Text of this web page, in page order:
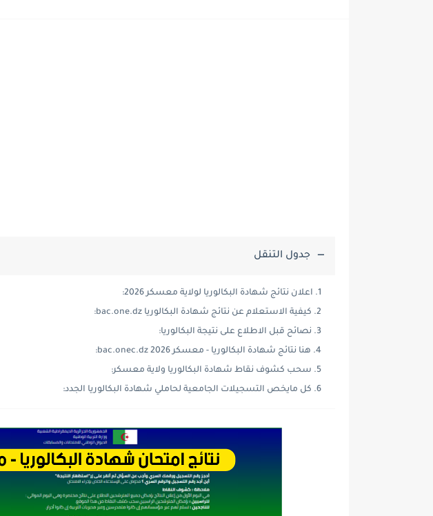
جدول التنقل
اعلان نتائج شهادة البكالوريا لولاية معسكر 2026:
كيفية الاستعلام عن نتائج شهادة البكالوريا bac.one.dz:
نصائح قبل الاطلاع على نتيجة البكالوريا:
هنا نتائج شهادة البكالوريا - معسكر 2026 bac.onec.dz:
سحب كشوف نقاط شهادة البكالوريا ولاية معسكر:
كل مايخص التسجيلات الجامعية لحاملي شهادة البكالوريا الجدد: